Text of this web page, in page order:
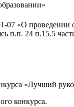
«О
п.п. 24 п.15.5
«Лучший
конкурса.